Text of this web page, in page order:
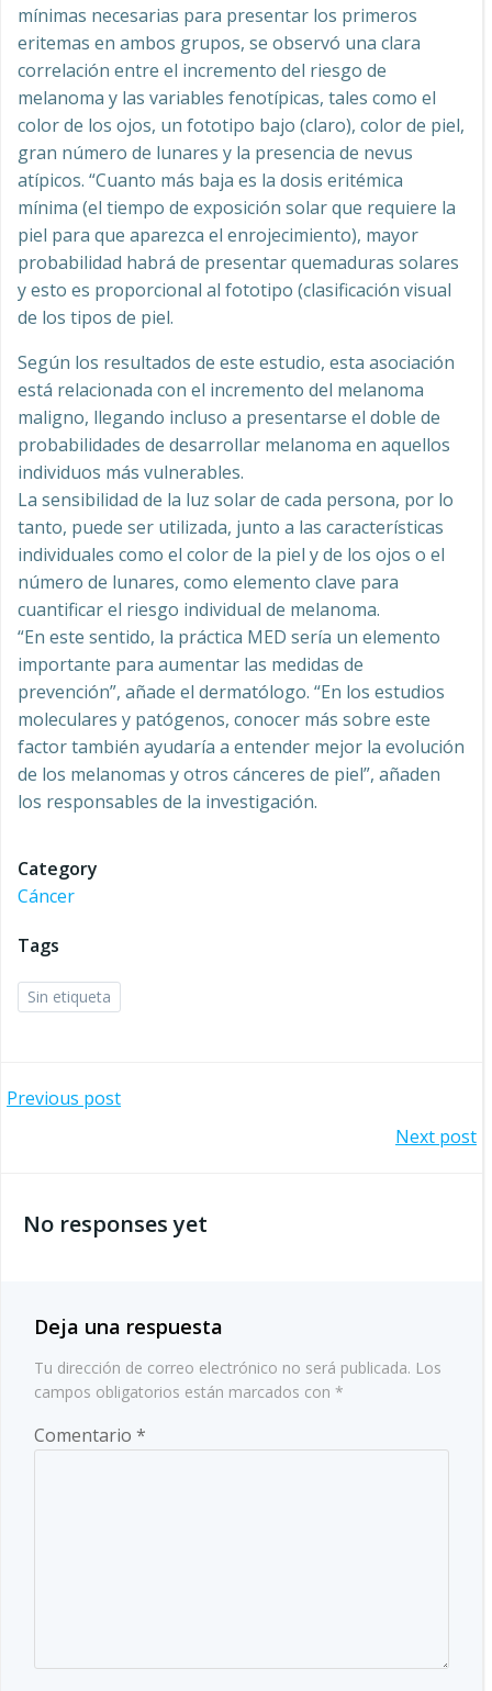
mínimas necesarias para presentar los primeros
eritemas en ambos grupos, se observó una clara
correlación entre el incremento del riesgo de
melanoma y las variables fenotípicas, tales como el
color de los ojos, un fototipo bajo (claro), color de piel,
gran número de lunares y la presencia de nevus
atípicos. “Cuanto más baja es la dosis eritémica
mínima (el tiempo de exposición solar que requiere la
piel para que aparezca el enrojecimiento), mayor
probabilidad habrá de presentar quemaduras solares
y esto es proporcional al fototipo (clasificación visual
de los tipos de piel.
Según los resultados de este estudio, esta asociación
está relacionada con el incremento del melanoma
maligno, llegando incluso a presentarse el doble de
probabilidades de desarrollar melanoma en aquellos
individuos más vulnerables.
La sensibilidad de la luz solar de cada persona, por lo
tanto, puede ser utilizada, junto a las características
individuales como el color de la piel y de los ojos o el
número de lunares, como elemento clave para
cuantificar el riesgo individual de melanoma.
“En este sentido, la práctica MED sería un elemento
importante para aumentar las medidas de
prevención”, añade el dermatólogo. “En los estudios
moleculares y patógenos, conocer más sobre este
factor también ayudaría a entender mejor la evolución
de los melanomas y otros cánceres de piel”, añaden
los responsables de la investigación.
Category
Cáncer
Tags
Sin etiqueta
Navegación
las
Previous post
por
las
entradas
Next post
No responses yet
Deja una respuesta
Tu dirección de correo electrónico no será publicada. Los
campos obligatorios están marcados con *
Comentario *